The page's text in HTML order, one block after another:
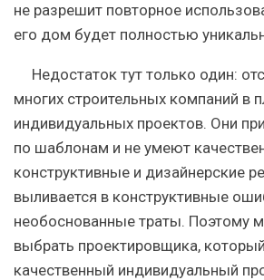
не разрешит повторное
его дом будет полностью
Недостаток тут только один:
многих строительных компаний в
индивидуальных проектов. Они
по шаблонам и не умеют
конструктивные и дизайнерские
выливается в конструктивные
необоснованные траты. Поэтому
выбрать проектировщика,
качественный индивидуальный